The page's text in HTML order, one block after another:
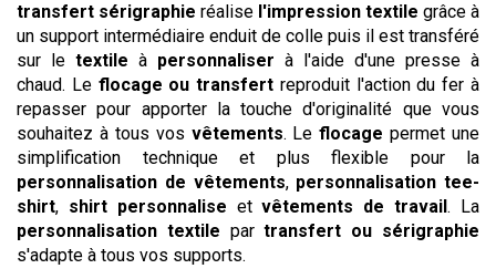
transfert sérigraphie réalise l'impression textile grâce à
un support intermédiaire enduit de colle puis il est transféré
sur le textile à personnaliser à l'aide d'une presse à
chaud. Le flocage ou transfert reproduit l'action du fer à
repasser pour apporter la touche d'originalité que vous
souhaitez à tous vos vêtements. Leflocage permet une
simplification technique et plus flexible pour la
personnalisation de vêtements, personnalisation tee-
shirt, shirt personnalise etvêtements de travail. La
personnalisation textile partransfert ou sérigraphie
s'adapte à tous vos supports.